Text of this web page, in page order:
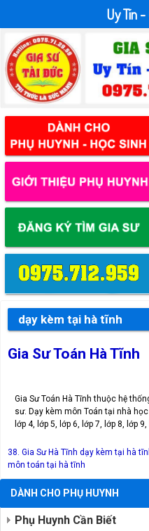
dạy kèm tại hà tĩnh
Gia Sư Toán Hà Tĩnh
Gia Sư Toán Hà Tĩnh thuộc hệ
sư. Dạy kèm môn Toán tại nhà
lớp 4, lớp 5, lớp 6, lớp 7, lớp 8, lớp
38. Gia Sư Hà Tĩnh dạy kèm tại hà
môn toán tại hà tĩnh
DÀNH CHO PHỤ HUYNH
Phụ Huynh Cần Biết
Uy Tín